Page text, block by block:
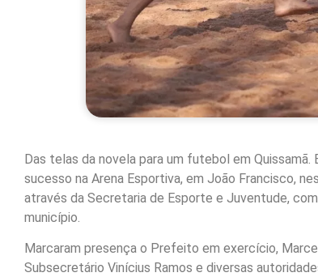
Das telas da novela para um futebol em
sucesso na Arena Esportiva, em João Francisco,
através da Secretaria de Esporte e Juventude,
município.
Marcaram presença o Prefeito em exercício,
Subsecretário Vinícius Ramos e diversas